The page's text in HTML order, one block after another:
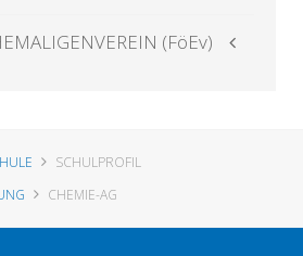
(FöEv)
SCHULPROFIL
CHEMIE-AG